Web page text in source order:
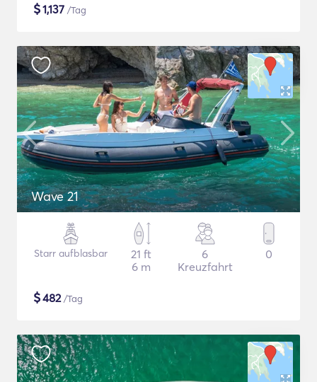
$1,137 /Tag
Wave 21
Starr aufblasbar
21 ft
6 m
6
Kreuzfahrt
0
$482/Tag